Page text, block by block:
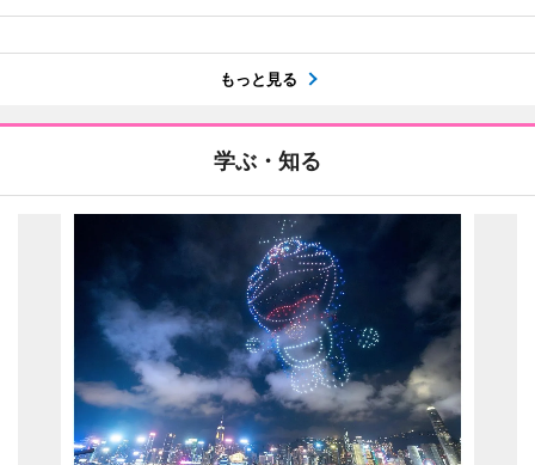
もっと見る
学ぶ・知る